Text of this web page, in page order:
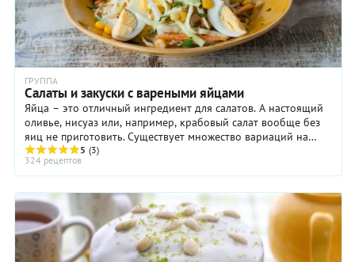
ГРУППА
Салаты и закуски с вареными яйцами
Яйца – это отличный ингредиент для салатов. А настоящий
оливье, нисуаз или, например, крабовый салат вообще без
яиц не приготовить. Существует множество вариаций на
тему классического яичного салата. ...
5 (3)
324 рецептов